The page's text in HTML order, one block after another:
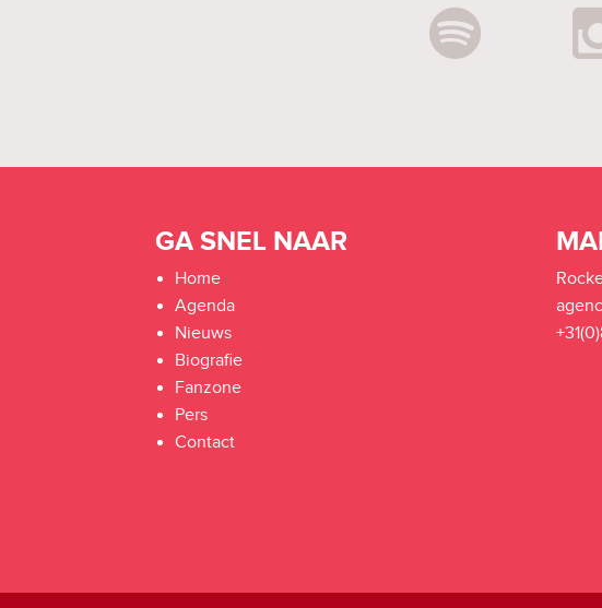
GA SNEL NAAR
Home
Agenda
Nieuws
Biografie
Fanzone
Pers
Contact